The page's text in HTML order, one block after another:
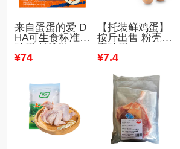
来自蛋蛋的爱 D
HA可生食标准鲜
鸡蛋 精选装（30
枚/箱）
¥74
【托装鲜鸡蛋】
按斤出售 粉壳褐
壳鸡蛋
¥7.4